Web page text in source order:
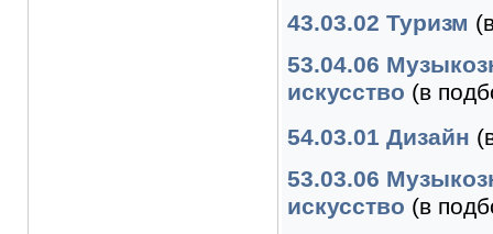
43.03.02 Туризм
53.04.06
искусство (в
54.03.01 Дизайн
53.03.06
искусство (в